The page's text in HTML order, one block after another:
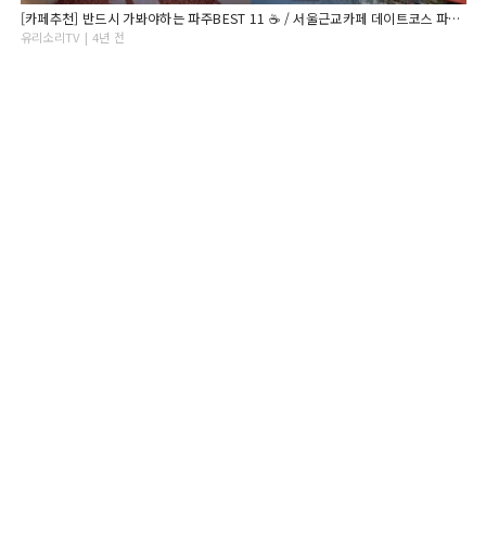
[카페추천] 반드시 가봐야하는 파주BEST 11 ☕ / 서울근교카페 데이트코스 파주맛집 / 겨울철 드라이브코스 / 레드브릿지 / 뮌스터담 / 레드파이프 / 더티트렁크 /
유리소리TV | 4년 전